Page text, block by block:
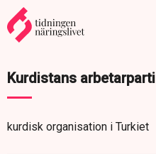
Kurdistans arbetarparti
kurdisk organisation i Turkiet